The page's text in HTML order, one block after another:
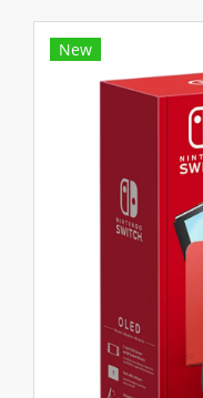
New